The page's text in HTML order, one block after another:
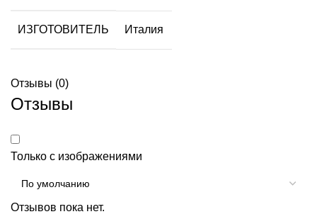
ИЗГОТОВИТЕЛЬ Италия
Отзывы (0)
Отзывы
Только с изображениями
Отзывов пока нет.